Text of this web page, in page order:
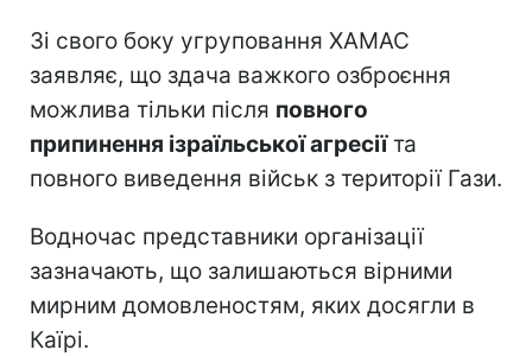
Зі свого боку угруповання ХАМАС
заявляє, що здача важкого озброєння
можлива тільки після повного
припинення ізраїльської агресіїта
повного виведення військ з території Гази.
Водночас представники організації
зазначають, що залишаються вірними
мирним домовленостям, яких досягли в
Каїрі.